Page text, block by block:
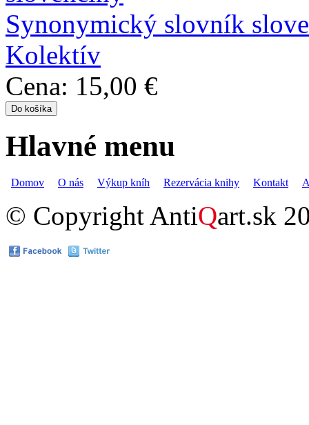
Synonymický slovník
Kolektív
Cena: 15,00 €
Hlavné menu
Domov O nás Výkup kníh Rezervácia knihy Kontakt
© Copyright AntiQart.sk